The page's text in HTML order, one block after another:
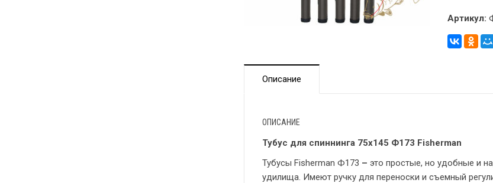
Артикул:
Описание
ОПИСАНИЕ
Тубус для спиннинга 75х145 Ф173 Fisherman
Тубусы Fisherman Ф173 – это простые, но удобные и
удилища. Имеют ручку для переноски и съемный